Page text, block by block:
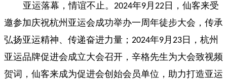
亚运落幕，情谊不止。 2024年9月 22 日，仙客来受
邀参加庆祝杭州亚运会成功举办一周年徒步大会，传承
弘扬亚运精神、传递奋进力量； 2024年9月 23 日，杭州
亚运品牌促进会成立大会召开，辛格先生为大会致视频
贺词，仙客来成为促进会创始会员单位，助力打造亚运